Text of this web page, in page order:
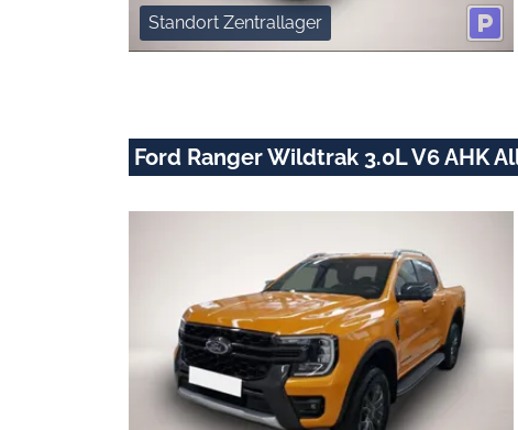
Standort Zentrallager
Ford Ranger Wildtrak 3.0L V6 AHK